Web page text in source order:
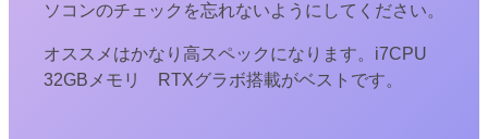
ソコンのチェックを忘れないようにしてください。
オススメはかなり高スペックになります。i7CPU
32GBメモリ RTXグラボ搭載がベストです。